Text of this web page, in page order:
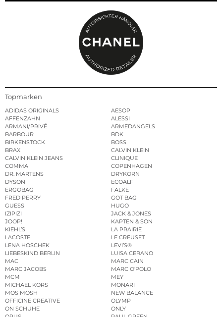
Topmarken
ADIDAS ORIGINALS
AESOP
AFFENZAHN
ALESSI
ARMANI/PRIVÉ
ARMEDANGELS
BARBOUR
BDK
BIRKENSTOCK
BOSS
BRAX
CALVIN KLEIN
CALVIN KLEIN JEANS
CLINIQUE
COMMA
COPENHAGEN
DR. MARTENS
DRYKORN
DYSON
ECOALF
ERGOBAG
FALKE
FRED PERRY
GOT BAG
GUESS
HUGO
IZIPIZI
JACK & JONES
JOOP!
KAPTEN & SON
KIEHL’S
LA PRAIRIE
LACOSTE
LE CREUSET
LENA HOSCHEK
LEVI’S®
LIEBESKIND BERLIN
LUISA CERANO
MAC
MARC CAIN
MARC JACOBS
MARC O’POLO
MCM
MEY
MICHAEL KORS
MONARI
MOS MOSH
NEW BALANCE
OFFICINE CREATIVE
OLYMP
ON SCHUHE
ONLY